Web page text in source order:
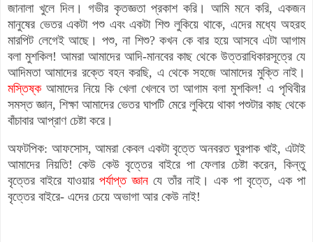
জানালা খুলে দিল। গভীর কৃতজ্ঞতা প্রকাশ করি। আমি মনে করি, একজন
মানুষের ভেতর একটা পশু এবং একটা শিশু লুকিয়ে থাকে, এদের মধ্যে অহরহ
মারপিট লেগেই আছে। পশু, না শিশু? কখন কে বার হয়ে আসবে এটা আগাম
বলা মুশকিল! আমরা আমাদের আদি-মানবের কাছ থেকে উত্তরাধিকারসূত্রে যে
আদিমতা আমাদের রক্তে বহন করছি, এ থেকে সহজে আমাদের মুক্তি নাই।
মস্তিষ্কআমাদের নিয়ে কি খেলা খেলবে তা আগাম বলা মুশকিল! এ পৃথিবীর
সমস্ত জ্ঞান, শিক্ষা আমাদের ভেতরঘাপটি মেরে লুকিয়ে থাকা পশুটার কাছ থেকে
বাঁচাবার আপ্রাণ চেষ্টা করে ।
অফটপিক: আফসোস, আমরা কেবল একটা বৃত্তে অনবরত ঘুরপাক খাই, এটাই
আমাদের নিয়তি! কেউ কেউ বৃত্তের বাইরে পা ফেলার চেষ্টা করেন, কিন্তু
বৃত্তের বাইরে যাওয়ার পর্যাপ্ত জ্ঞানযে তাঁর নাই। এক পা বৃত্তে, এক পা
বৃত্তের বাইরে- এদের চেয়ে অভাগা আর কেউ নাই!